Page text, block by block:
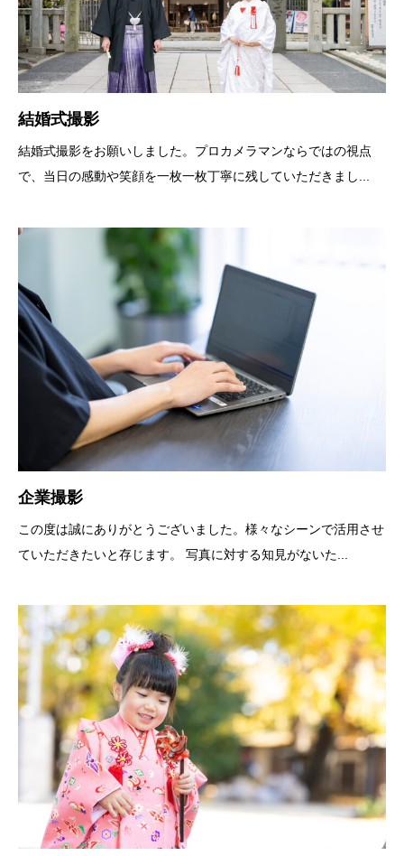
結婚式撮影
結婚式撮影をお願いしました。プロカメラマンならではの視点
で、当日の感動や笑顔を一枚一枚丁寧に残していただきまし...
企業撮影
この度は誠にありがとうございました。様々なシーンで活用させ
ていただきたいと存じます。 写真に対する知見がないた...